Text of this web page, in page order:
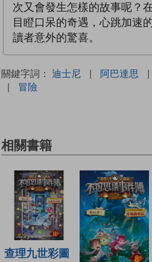
次又會發生怎樣的故事呢？
目瞪口呆的奇遇，心跳加速
讀者意外的驚喜。
關鍵字詞： 迪士尼 | 阿巴達思 |
|
冒險
相關書籍
查理九世彩圖